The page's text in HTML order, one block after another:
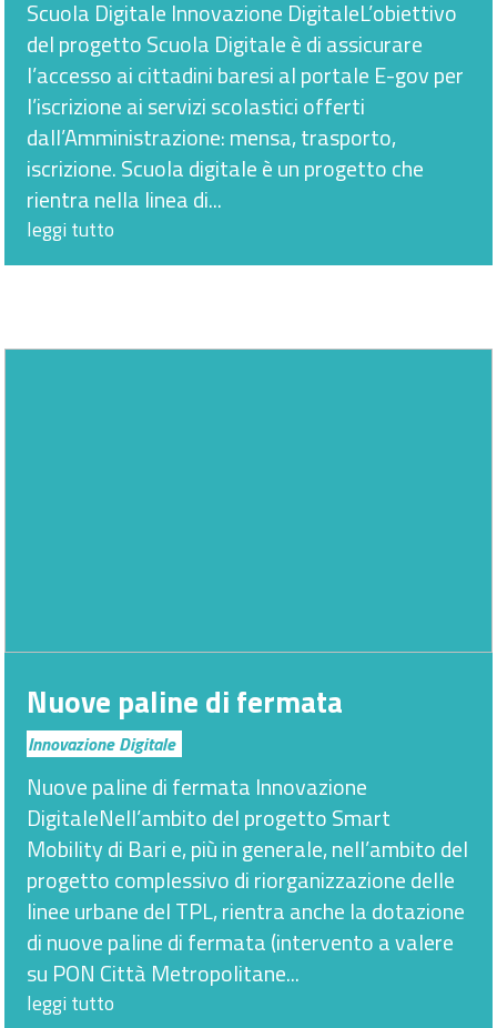
Scuola Digitale Innovazione DigitaleL’obiettivo
del progetto Scuola Digitale è di assicurare
l’accesso ai cittadini baresi al portale E-gov per
l’iscrizione ai servizi scolastici offerti
dall’Amministrazione: mensa, trasporto,
iscrizione. Scuola digitale è un progetto che
rientra nella linea di...
leggi tutto
Nuove paline di fermata
Innovazione Digitale
Nuove paline di fermata Innovazione
DigitaleNell’ambito del progetto Smart
Mobility di Bari e, più in generale, nell’ambito del
progetto complessivo di riorganizzazione delle
linee urbane del TPL, rientra anche la dotazione
di nuove paline di fermata (intervento a valere
su PON Città Metropolitane...
leggi tutto